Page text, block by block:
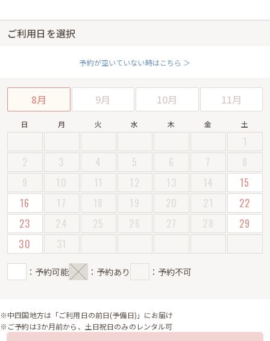
ご利用日を選択
予約が空いていない時はこちら ＞
8月 9月 10月 11月
日 月 火 水 木 金 土
1
2
3 4 5 6 7
8
9
10 11 12 13 14
15
16
17 18 19 20 21
22
23
24 25 26 27 28
29
30
31
：予約可能 ：予約あり ：予約不可
※中四国地方は「ご利用日の前日(予備日)」にお届け
※ご予約は3か月前から、土日祝日のみのレンタル可